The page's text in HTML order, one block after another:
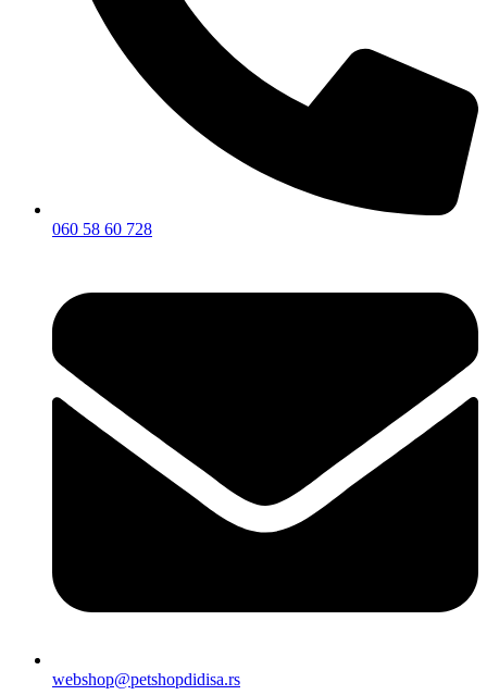
060 58 60 728
webshop@petshopdidisa.rs